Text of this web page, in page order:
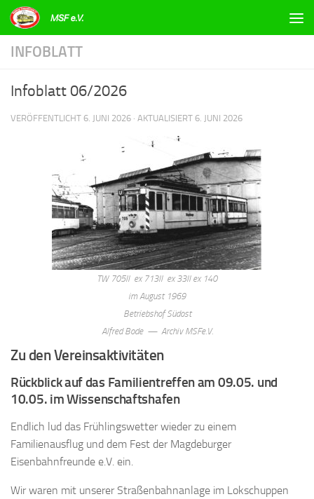
Zum Inhalt springen
INFOBLATT
Infoblatt 06/2026
VERÖFFENTLICHT 6. JUNI 2026 · AKTUALISIERT 6. JUNI 2026
TW 705II ex 713II ex 33II ex 140
im August 1969
Betriebshof Südost
Alfred Bode — Archiv MSFe.V.
Zu den Vereinsaktivitäten
Rückblick auf das Familientreffen am 09.05. und
10.05. im Wissenschaftshafen
Endlich lud das Frühlingswetter wieder zu einem
Familienausflug und dem Fest der Magdeburger
Eisenbahnfreunde e.V. ein.
Wir waren mit unserer Straßenbahnanlage im Lokschuppen